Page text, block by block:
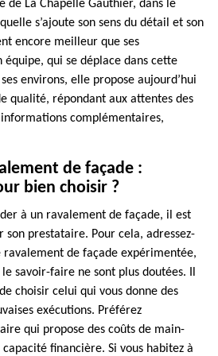
de La Chapelle Gauthier, dans le
s’ajoute son sens du détail et son
encore meilleur que ses
équipe, qui se déplace dans cette
environs, elle propose aujourd’hui
qualité, répondant aux attentes des
complémentaires,
de façade :
bien choisir ?
à un ravalement de façade, il est
prestataire. Pour cela, adressez-
ravalement de façade expérimentée,
savoir-faire ne sont plus doutées. Il
choisir celui qui vous donne des
exécutions. Préférez
qui propose des coûts de main-
financière. Si vous habitez à